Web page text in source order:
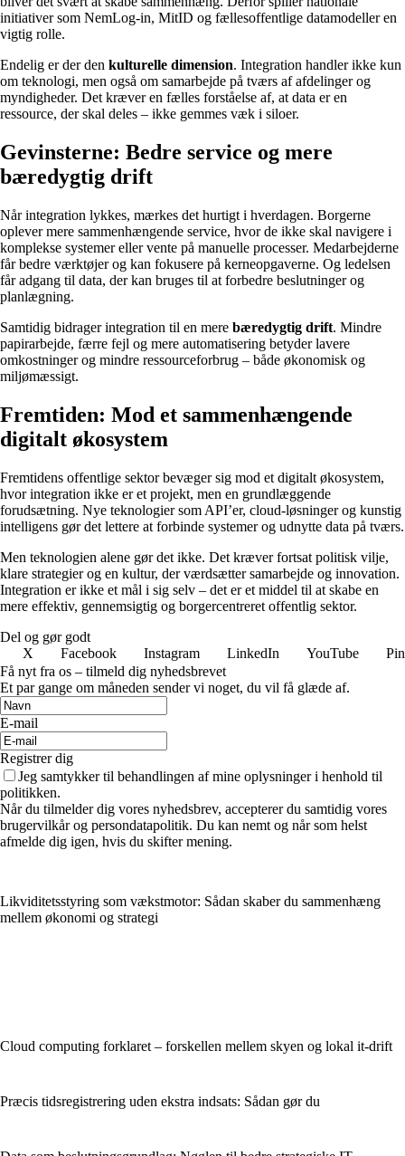
initiativer som NemLog-in, MitID og fællesoffentlige datamodeller en
vigtig rolle.
Endelig er der den kulturelle dimension. Integration handler ikke kun
om teknologi, men også om samarbejde på tværs af afdelinger og
myndigheder. Det kræver en fælles forståelse af, at data er en
ressource, der skal deles – ikke gemmes væk i siloer.
Gevinsterne: Bedre service og mere
bæredygtig drift
Når integration lykkes, mærkes det hurtigt i hverdagen. Borgerne
oplever mere sammenhængende service, hvor de ikke skal navigere i
komplekse systemer eller vente på manuelle processer. Medarbejderne
får bedre værktøjer og kan fokusere på kerneopgaverne. Og ledelsen
får adgang til data, der kan bruges til at forbedre beslutninger og
planlægning.
Samtidig bidrager integration til en mere bæredygtig drift. Mindre
papirarbejde, færre fejl og mere automatisering betyder lavere
omkostninger og mindre ressourceforbrug – både økonomisk og
miljømæssigt.
Fremtiden: Mod et sammenhængende
digitalt økosystem
Fremtidens offentlige sektor bevæger sig mod et digitalt økosystem,
hvor integration ikke er et projekt, men en grundlæggende
forudsætning. Nye teknologier som API’er, cloud-løsninger og kunstig
intelligens gør det lettere at forbinde systemer og udnytte data på tværs.
Men teknologien alene gør det ikke. Det kræver fortsat politisk vilje,
klare strategier og en kultur, der værdsætter samarbejde og innovation.
Integration er ikke et mål i sig selv – det er et middel til at skabe en
mere effektiv, gennemsigtig og borgercentreret offentlig sektor.
Del og gør godt
X
Facebook Instagram LinkedIn YouTube
Få nyt fra os – tilmeld dig nyhedsbrevet
Et par gange om måneden sender vi noget, du vil få glæde af.
E-mail
Registrer dig
Jeg samtykker til behandlingen af mine oplysninger i henhold til
politikken.
Når du tilmelder dig vores nyhedsbrev, accepterer du samtidig vores
brugervilkår og persondatapolitik. Du kan nemt og når som helst
afmelde dig igen, hvis du skifter mening.
Likviditetsstyring som vækstmotor: Sådan skaber du sammenhæng
mellem økonomi og strategi
Cloud computing forklaret – forskellen mellem skyen og lokal it-drift
Præcis tidsregistrering uden ekstra indsats: Sådan gør du